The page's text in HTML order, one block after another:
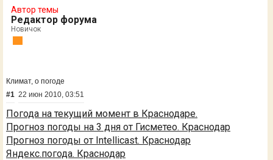
Автор темы
Редактор форума
Новичок
Климат, о погоде
#1 22 июн 2010, 03:51
Погода на текущий момент в Краснодаре.
Прогноз погоды на 3 дня от Гисметео. Краснодар
Прогноз погоды от Intellicast. Краснодар
Яндекс.погода. Краснодар